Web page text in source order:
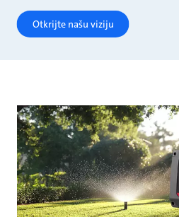
Otkrijte našu viziju